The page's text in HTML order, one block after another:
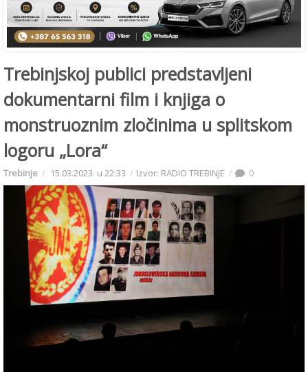
Trebinjskoj publici predstavljeni
dokumentarni film i knjiga o
monstruoznim zločinima u splitskom
logoru „Lora“
Trebinje 15.03.2023. u 22:33 Izvor: RADIO TREBINJE 0